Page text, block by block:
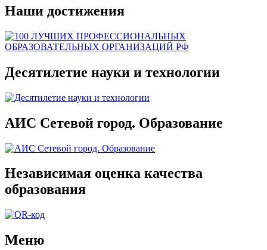
Наши достижения
Десятилетие науки и технологии
АИС Сетевой город. Образование
Независимая оценка качества
образования
Меню